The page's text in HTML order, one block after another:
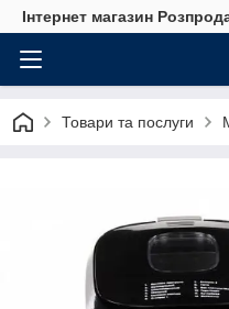
Інтернет магазин
Товари та послуги